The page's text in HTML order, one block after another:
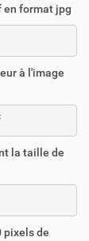
format jpg
à l'image
la taille de
pixels de